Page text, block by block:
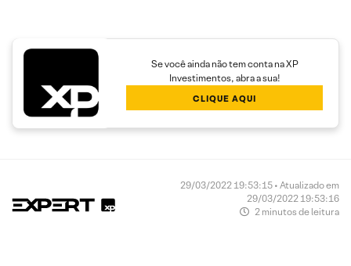
Se você ainda não tem conta na XP
Investimentos, abra a sua!
CLIQUE AQUI
29/03/2022 19:53:15 • Atualizado em
29/03/2022 19:53:16
2 minutos de leitura